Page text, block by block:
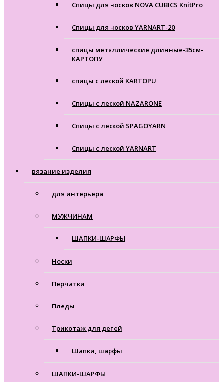
Спицы для носков NOVA CUBICS KnitPro
Спицы для носков YARNART-20
спицы металлические длинные-35см-
КАРТОПУ
спицы с леской KARTOPU
Спицы с леской NAZARONE
Спицы с леской SPAGOYARN
Спицы с леской YARNART
вязание изделия
для интерьера
МУЖЧИНАМ
ШАПКИ-ШАРФЫ
Носки
Перчатки
Пледы
Трикотаж для детей
Шапки, шарфы
ШАПКИ-ШАРФЫ